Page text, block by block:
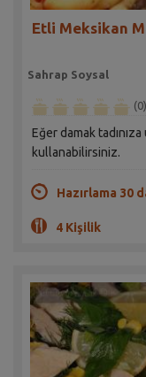
Etli Meksikan
Sahrap Soysal
(0)
Eğer damak
kullanabilirsiniz.
Hazırlama 30
4 Kişilik